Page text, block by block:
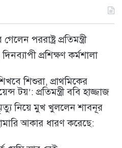
পররাষ্ট্র প্রতিমন্ত্রী
প্রশিক্ষণ কর্মশালা
শিশুরা, প্রাথমিকের
টয়’: প্রতিমন্ত্রী ববি হাজ্জাজ
নিয়ে মুখ খুললেন শাবনূর
আকার ধারণ করেছে: